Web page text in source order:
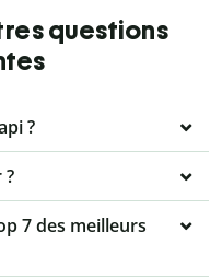
questions
?
7 des meilleurs